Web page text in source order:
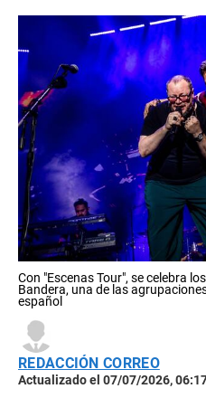
Con "Escenas Tour", se celebra
Bandera, una de las
español
REDACCIÓN CORREO
Actualizado el 07/07/2026,